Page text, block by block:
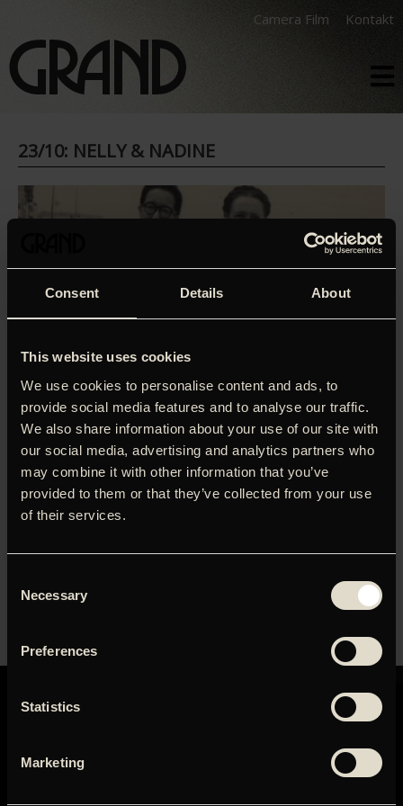
Consent Details About
This website uses cookies
We use cookies to personalise content and ads, to
provide social media features and to analyse our traffic.
We also share information about your use of our site with
our social media, advertising and analytics partners who
may combine it with other information that you’ve
provided to them or that they’ve collected from your use
of their services.
Selection
Necessary
Preferences
Statistics
Marketing
Camera Film Kontakt
23/10: NELLY & NADINE
Bo Lidegaard indleder filmen om den forbudte kærlighed i
KZ-lejren
Nelly & Nadine‘ var et af slagnumrene på CPH:DOX – nu får
den mangfold prisbelønnede film dansk premiere (3.
november).
(mm.) Bo Lidegaard vil indlede visningen, der rundes af
Det er søndag den 23. oktober kl. 19. Forsalget er startet.